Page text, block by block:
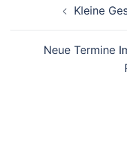
Kleine
Neue Termine